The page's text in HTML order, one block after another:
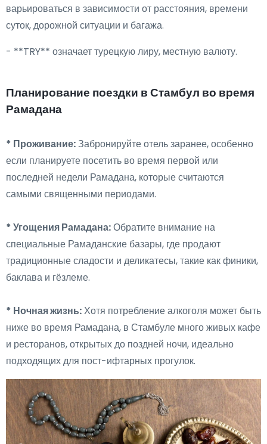
варьироваться в зависимости от расстояния, времени
суток, дорожной ситуации и багажа.
- **TRY** означает турецкую лиру, местную валюту.
Планирование поездки в Стамбул во время
Рамадана
* Проживание:Забронируйте отель заранее, особенно
если планируете посетить во время первой или
последней недели Рамадана, которые считаются
самыми священными периодами.
* Угощения Рамадана:Обратите внимание на
специальные Рамаданские базары, где продают
традиционные сладости и деликатесы, такие как финики,
баклава и гёзлеме.
* Ночная жизнь:Хотя потребление алкоголя может быть
ниже во время Рамадана, в Стамбуле много живых кафе
и ресторанов, открытых до поздней ночи, идеально
подходящих для пост-ифтарных прогулок.